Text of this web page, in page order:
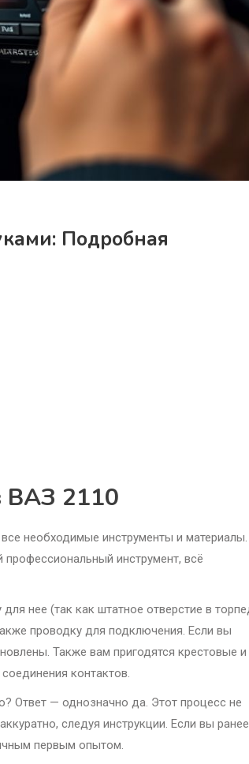
Подробная
ВАЗ 2110
необходимые инструменты и
инструмент, всё
нее (так как штатное отверстие в
проводку для подключения. Если вы
Также вам пригодятся крестовые и
контактов.
Ответ — однозначно да. Этот процесс не
следуя инструкции. Если вы ранее
первым опытом.